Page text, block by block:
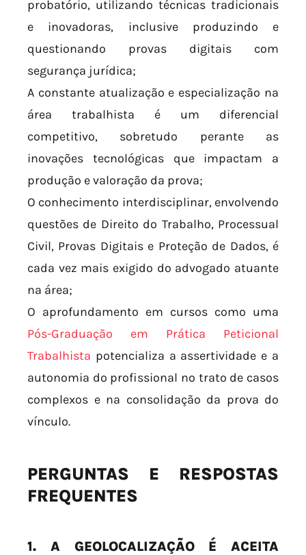
probatório, utilizando técnicas tradicionais
e inovadoras, inclusive produzindo e
questionando provas digitais com
segurança jurídica;
A constante atualização e especialização na
área trabalhista é um diferencial
competitivo, sobretudo perante as
inovações tecnológicas que impactam a
produção e valoração da prova;
O conhecimento interdisciplinar, envolvendo
questões de Direito do Trabalho, Processual
Civil, Provas Digitais e Proteção de Dados, é
cada vez mais exigido do advogado atuante
na área;
O aprofundamento em cursos como uma
Pós-Graduação em Prática Peticional
Trabalhista potencializa a assertividade e a
autonomia do profissional no trato de casos
complexos e na consolidação da prova do
vínculo.
PERGUNTAS E RESPOSTAS
FREQUENTES
1. A GEOLOCALIZAÇÃO É ACEITA